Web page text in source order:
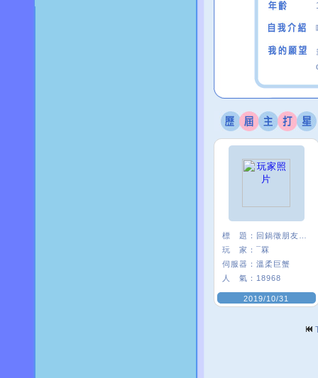
標 題：
玩 家： ¯罧
伺服器： 溫柔巨蟹
人 氣： 18968
2019/10/31